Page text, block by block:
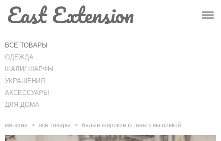
ГЛАВНАЯ
МАГАЗИН
ИНФО
КОНТАКТЫ
East Extension
ВСЕ ТОВАРЫ
ОДЕЖДА
ШАЛИ/ ШАРФЫ
УКРАШЕНИЯ
АКСЕССУАРЫ
ДЛЯ ДОМА
магазин > все товары > белые широкие штаны с вышивкой